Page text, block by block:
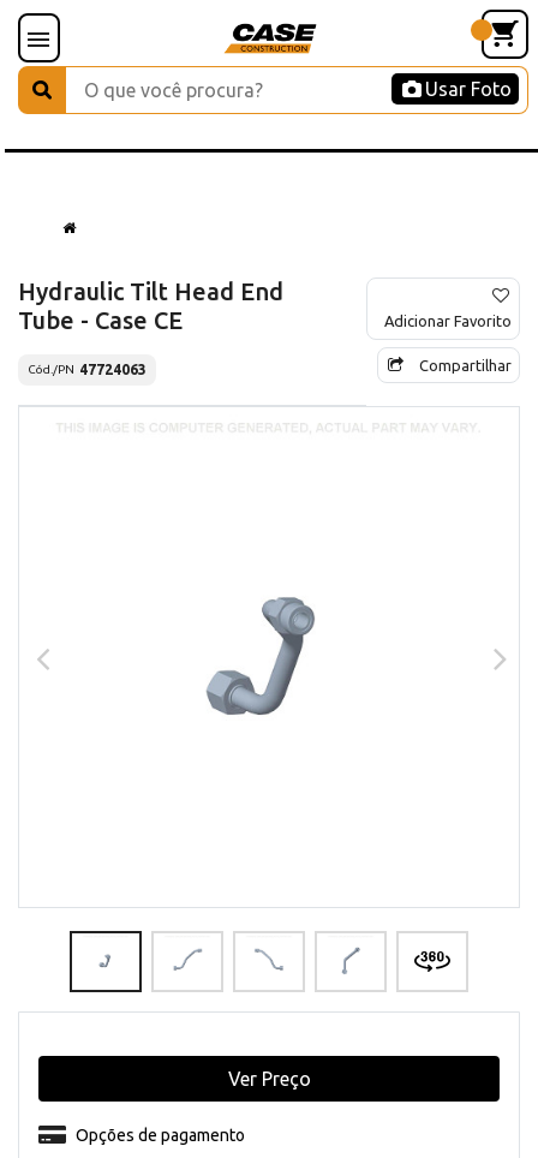
Usar Foto
Hydraulic Tilt Head End
Tube - Case CE
Cód./PN 47724063
Adicionar Favorito
Compartilhar
Opções de pagamento
Ver Preço